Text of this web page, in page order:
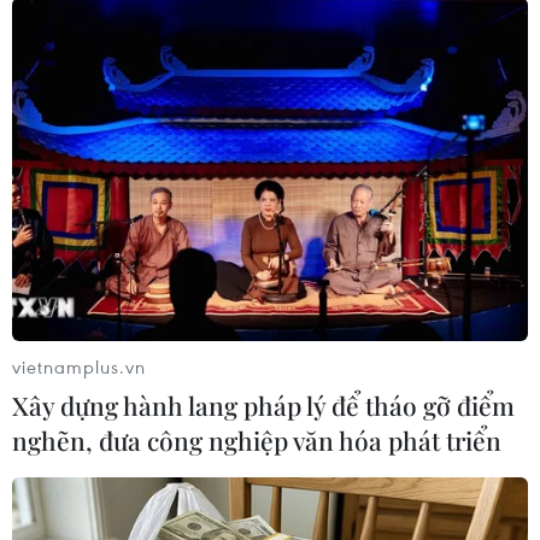
nước và cần được tiếp tục được phát huy trong
thời gian tới để đạt hiệu quả tốt hơn.
Chế biến sản phẩm cá tra philê xuất khẩu tại Công ty TNHH
MTV Trần Hân. Đây là một trong những mặt hàng được thị
trường Canada ưa chuộng. (Ảnh: Hồng Nhung/TTXVN)
vietnamplus.vn
Xây dựng hành lang pháp lý để tháo gỡ điểm
nghẽn, đưa công nghiệp văn hóa phát triển